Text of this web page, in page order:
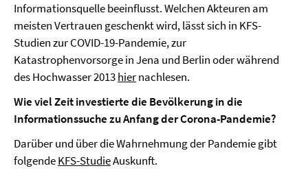
Informationsquelle beeinflusst. Welchen Akteuren am
meisten Vertrauen geschenkt wird, lässt sich in KFS-
Studien zur COVID-19-Pandemie, zur
Katastrophenvorsorge in Jena und Berlin oder während
des Hochwasser 2013hiernachlesen.
Wie viel Zeit investierte die Bevölkerung in die
Informationssuche zu Anfang der Corona-Pandemie?
Darüber und über die Wahrnehmung der Pandemie gibt
folgendeKFS-StudieAuskunft.